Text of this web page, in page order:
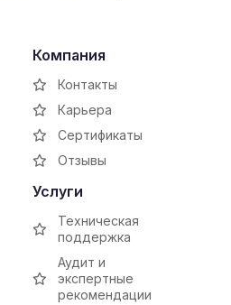
Компания
Контакты
Карьера
Сертификаты
Отзывы
Услуги
Техническая
поддержка
Аудит и
экспертные
рекомендации